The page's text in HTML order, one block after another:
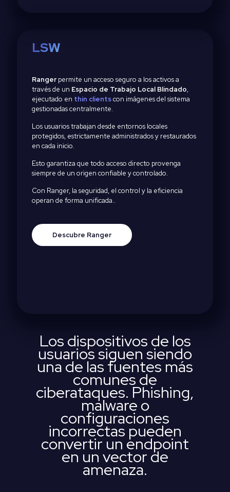
LSW
Ranger permite un acceso seguro a los activos a
través de un Espacio de Trabajo Local Blindado,
ejecutado en thin clientscon imágenes del sistema
gestionadas centralmente.
Los usuarios trabajan desde entornos locales
protegidos, estrictamente administrados y restaurados
en cada inicio.
Esto garantiza que todo acceso directo provenga
siempre de un origen confiable y controlado.
Con Ranger, la seguridad, el control y la eficiencia
operan de forma unificada..
Descubre Ranger
Los dispositivos de los
usuarios siguen siendo
una de las fuentes más
comunes de
ciberataques. Phishing,
malware o
configuraciones
incorrectas pueden
convertir un endpoint
en un vector de
amenaza.